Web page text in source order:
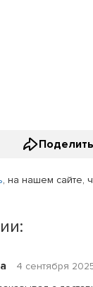
, на нашем сайте,
4 сентября